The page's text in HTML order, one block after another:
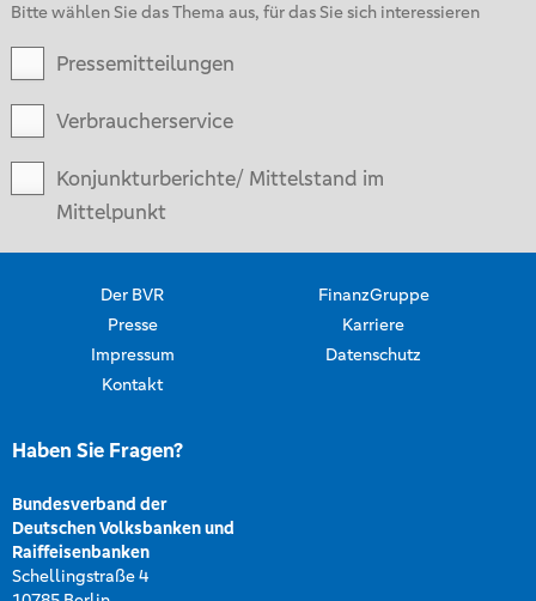
Bitte wählen Sie das Thema aus, für das Sie sich interessieren
Pressemitteilungen
Verbraucherservice
Konjunkturberichte/ Mittelstand im
Mittelpunkt
Der BVR
FinanzGruppe
Presse
Karriere
Impressum
Datenschutz
Kontakt
Haben Sie Fragen?
Bundesverband der
Deutschen Volksbanken und
Raiffeisenbanken
Schellingstraße 4